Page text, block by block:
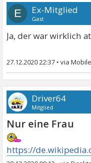
E Ex-Mitglied
Gast
Ja, der war wirklich
27.12.2020 22:37 •
Driver64
Mitglied
Nur eine Frau
https://